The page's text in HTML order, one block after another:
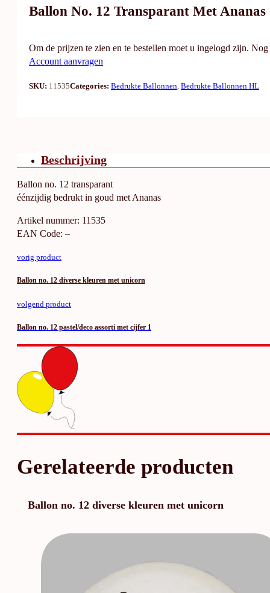
Ballon No. 12 Transparant Met Ananas
Om de prijzen te zien en te bestellen moet u ingelogd zijn. Nog
Account aanvragen
SKU: 11535Categories: Bedrukte Ballonnen Bedrukte Ballonnen HL
Beschrijving
Ballon no. 12 transparant
éénzijdig bedrukt in goud met Ananas
Artikel nummer: 11535
EAN Code: –
vorig product
Ballon no. 12 diverse kleuren met unicorn
volgend product
Ballon no. 12 pastel/deco assorti met cijfer 1
Gerelateerde producten
Ballon no. 12 diverse kleuren met unicorn